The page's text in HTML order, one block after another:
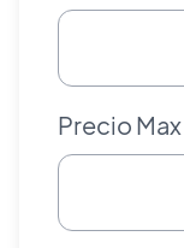
Precio Max